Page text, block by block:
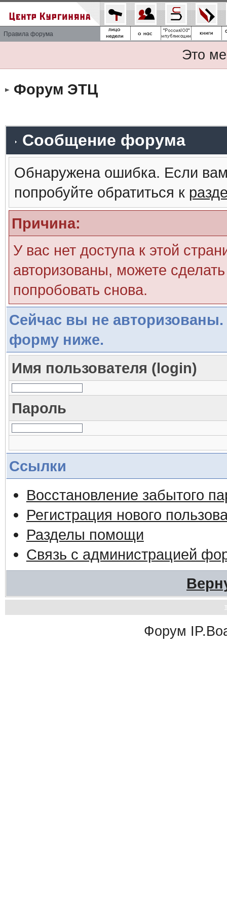
Правила форума
Это
Форум ЭТЦ
Сообщение форума
Обнаружена ошибка. Если
попробуйте обратиться к
Причина:
У вас нет доступа к этой
авторизованы, можете
попробовать снова.
Сейчас вы не авторизованы.
форму ниже.
Имя пользователя (login)
Пароль
Ссылки
Восстановление забытого
Регистрация нового
Разделы помощи
Связь с администрацией
Форум